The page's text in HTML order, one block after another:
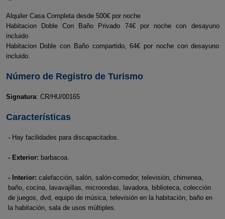
Alquiler Casa Completa desde 500€ por noche
Habitacion Doble Con Baño Privado 74€ por noche con desayuno
incluido
Habitacion Doble con Baño compartido, 64€ por noche con desayuno
incluido.
Número de Registro de Turismo
Signatura: CR/HU/00165
Características
- Hay facilidades para discapacitados.
- Exterior: barbacoa.
- Interior: calefacción, salón, salón-comedor, televisión, chimenea,
baño, cocina, lavavajillas, microondas, lavadora, biblioteca, colección
de juegos, dvd, equipo de música, televisión en la habitación, baño en
la habitación, sala de usos múltiples.